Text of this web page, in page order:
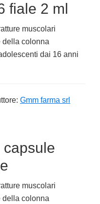
fiale 2 ml
muscolari
della colonna
dai 16 anni
Gmm farma srl
capsule
muscolari
della colonna